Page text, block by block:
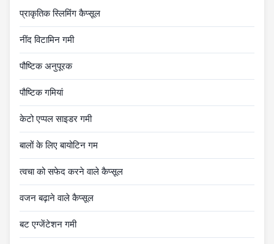
प्राकृतिक स्लिमिंग कैप्सूल
नींद विटामिन गमी
पौष्टिक अनुपूरक
पौष्टिक गमियां
केटो एप्पल साइडर गमी
बालों के लिए बायोटिन गम
त्वचा को सफेद करने वाले कैप्सूल
वजन बढ़ाने वाले कैप्सूल
बट एग्जेंटेशन गमी